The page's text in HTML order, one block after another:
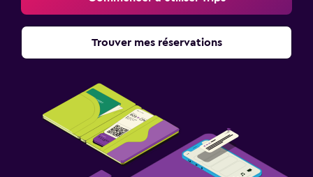
Espace de travail
Hygiène et sécurité
Ménage quotidien
Trouver mes réservations